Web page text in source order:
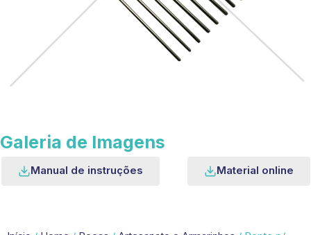
Galeria de Imagens
Manual de instruções Material online